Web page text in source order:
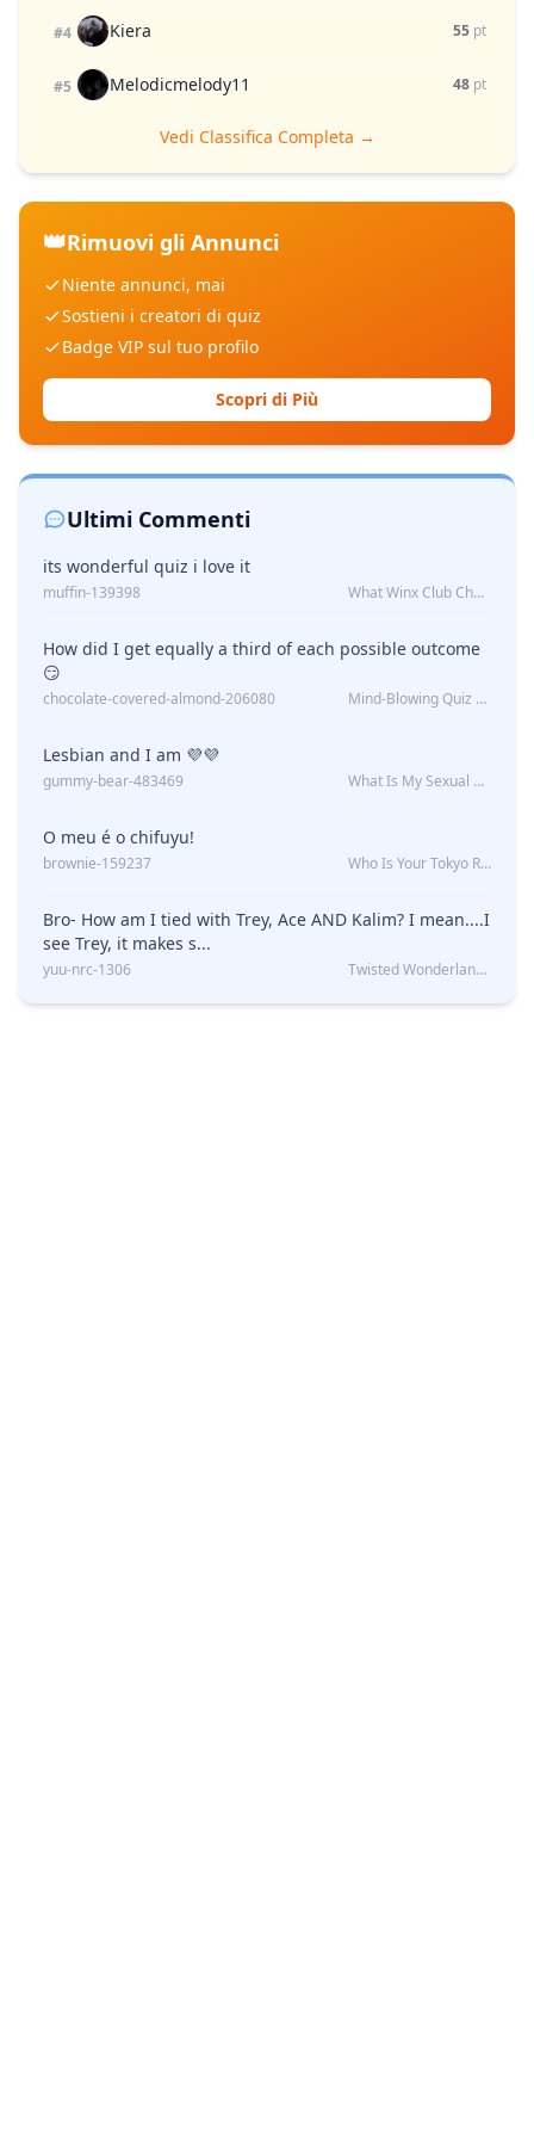
#4 Kiera 55 pt
#5 Melodicmelody11 48 pt
Vedi Classifica Completa →
👑Rimuovi gli Annunci
Niente annunci, mai
Sostieni i creatori di quiz
Badge VIP sul tuo profilo
Scopri di Più
Ultimi Commenti
its wonderful quiz i love it
muffin-139398 What Winx Club Character Are You?
How did I get equally a third of each possible outcome
😏
chocolate-covered-almond-206080 Mind-Blowing Quiz Reveals: Will I Be Alone Forever?
Lesbian and I am 💜💜
gummy-bear-483469 What Is My Sexual Orientation: Uncovered
O meu é o chifuyu!
brownie-159237 Who Is Your Tokyo Revengers Boyfriend?
Bro- How am I tied with Trey, Ace AND Kalim? I mean....I
see Trey, it makes s...
yuu-nrc-1306 Twisted Wonderland Kin Quiz